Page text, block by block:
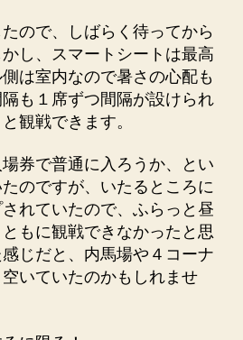
ので、しばらく待ってから
し、スマートシートは最高
は室内なので暑さの心配も
も１席ずつ間隔が設けられ
観戦できます。
券で普通に入ろうか、とい
のですが、いたるところに
れていたので、ふらっと昼
もに観戦できなかったと思
じだと、内馬場や４コーナ
いていたのかもしれませ